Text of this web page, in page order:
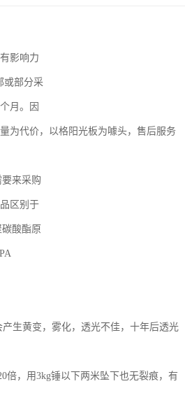
影响力
或部分采
月。因
为代价，以格阳光板为噱头，售后服务
来采购
区别于
酸酯原
生黄变，雾化，透光不佳，十年后透光
倍，用3kg锤以下两米坠下也无裂痕，有